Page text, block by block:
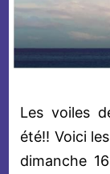
Les voiles
été!! Voici
dimanche